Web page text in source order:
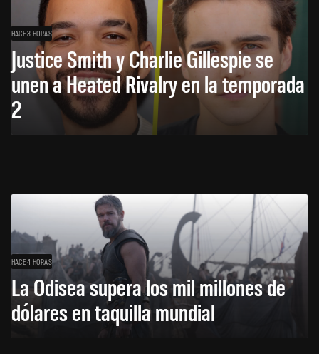
HACE 3 HORAS
Justice Smith y Charlie Gillespie se
unen a Heated Rivalry en la temporada
2
HACE 4 HORAS
La Odisea supera los mil millones de
dólares en taquilla mundial